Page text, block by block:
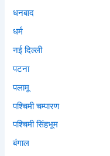
धनबाद
धर्म
नई दिल्ली
पटना
पलामू
पश्चिमी चम्पारण
पश्चिमी सिंहभूम
बंगाल